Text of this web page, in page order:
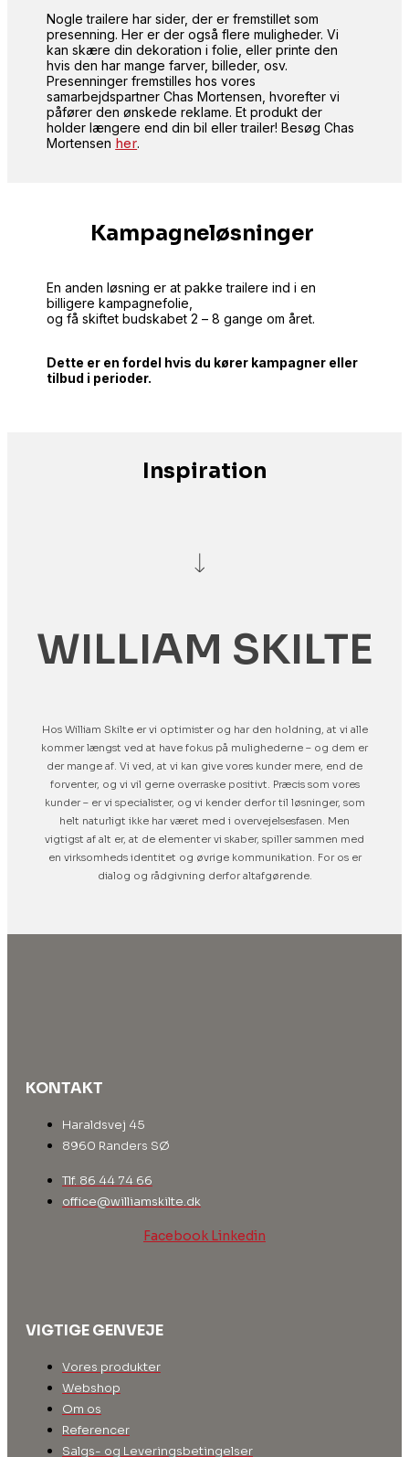
Nogle trailere har sider, der er fremstillet som
presenning. Her er der også flere muligheder. Vi
kan skære din dekoration i folie, eller printe den
hvis den har mange farver, billeder, osv.
Presenninger fremstilles hos vores
samarbejdspartner Chas Mortensen, hvorefter vi
påfører den ønskede reklame. Et produkt der
holder længere end din bil eller trailer! Besøg Chas
Mortensen her.
Kampagneløsninger
En anden løsning er at pakke trailere ind i en
billigere kampagnefolie,
og få skiftet budskabet 2 – 8 gange om året.
Dette er en fordel hvis du kører kampagner eller
tilbud i perioder.
Inspiration
WILLIAM SKILTE
Hos William Skilte er vi optimister og har den holdning, at vi alle
kommer længst ved at have fokus på mulighederne – og dem er
der mange af. Vi ved, at vi kan give vores kunder mere, end de
forventer, og vi vil gerne overraske positivt. Præcis som vores
kunder – er vi specialister, og vi kender derfor til løsninger, som
helt naturligt ikke har været med i overvejelsesfasen. Men
vigtigst af alt er, at de elementer vi skaber, spiller sammen med
en virksomheds identitet og øvrige kommunikation. For os er
dialog og rådgivning derfor altafgørende.
KONTAKT
Haraldsvej 45
8960 Randers SØ
Tlf. 86 44 74 66
office@williamskilte.dk
Facebook Linkedin
VIGTIGE GENVEJE
Vores produkter
Webshop
Om os
Referencer
Salgs- og Leveringsbetingelser